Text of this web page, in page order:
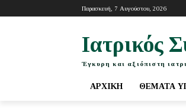
Παρασκευή, 7 Αυγούστου, 2026
Ιατρικός
Έγκυρη και αξιόπιστη
ΑΡΧΙΚΉ ΘΈΜΑΤΑ